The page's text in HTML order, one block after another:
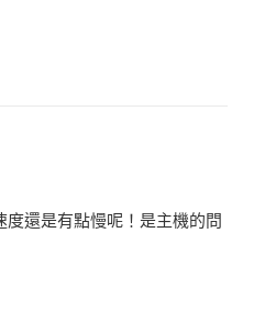
還是有點慢呢！是主機的問